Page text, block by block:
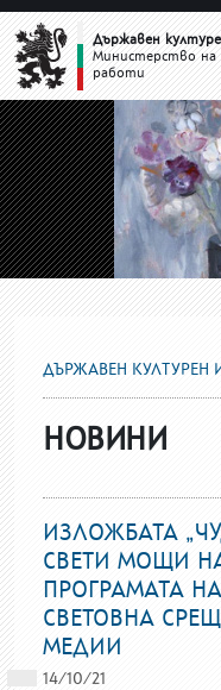
НОВИНИ
Държавен
Министерство
работи
ДЪРЖАВЕН КУЛТУРЕН
НОВИНИ
ИЗЛОЖБАТА
СВЕТИ МОЩИ
ПРОГРАМАТА
СВЕТОВНА
МЕДИИ
14/10/21